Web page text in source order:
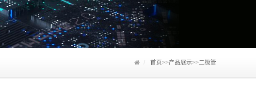
首页>>产品展示>>二极管